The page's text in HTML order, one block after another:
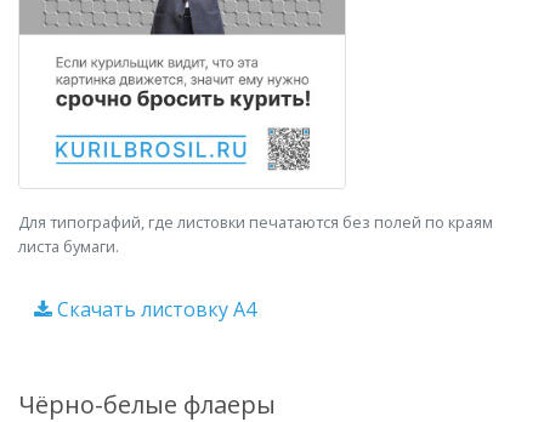
Для типографий, где листовки печатаются без полей по краям
листа бумаги.
Скачать листовку A4
Чёрно-белые флаеры